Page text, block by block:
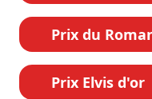
Prix du
Prix Elvis d'or